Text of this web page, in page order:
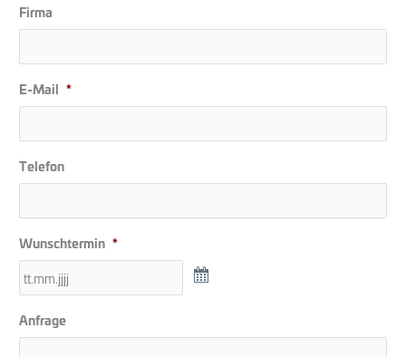
Firma
E-Mail *
Telefon
Wunschtermin *
Anfrage